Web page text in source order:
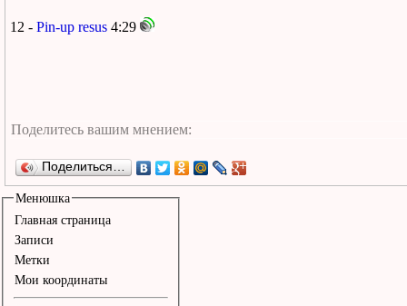
12 - Pin-up resus 4:29
Поделиться…
Менюшка
Главная страница
Записи
Метки
Мои координаты